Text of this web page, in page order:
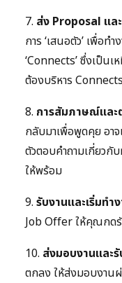
7. ส่ง Proposal แล
การ ‘เสนอตัว’ เพื่อ
‘Connects’ ซึ่งเป็น
ต้องบริหาร
8. การสัมภาษณ์และ
กลับมาเพื่อพูดคุย อา
ตัวตอบคำถามเกี่ยวกั
ให้พร้อม
9. รับงานและเริ่มทำ
Job Offer ให้คุณกด
10. ส่งมอบงานและ
ตกลง ให้ส่งมอบงาน